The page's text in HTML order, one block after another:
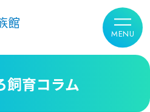
飼育コラム